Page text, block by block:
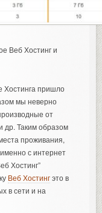
Веб Хостинг и
Хостинга пришло
мы неверно
от
др. Таким образом
проживания,
с интернет
Хостинг”
Веб Хостингэто в
в сети и на